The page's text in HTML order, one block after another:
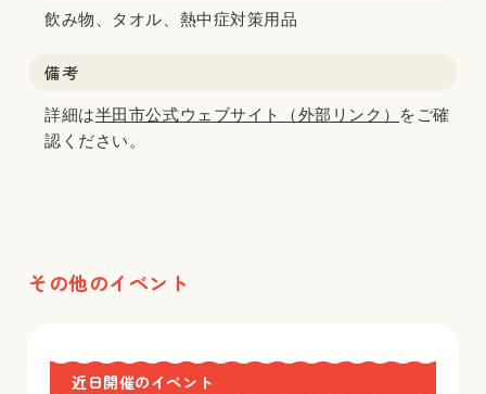
飲み物、タオル、熱中症対策用品
備考
詳細は半田市公式ウェブサイト（外部リンク）
をご確
認ください。
その他のイベント
近日開催のイベント